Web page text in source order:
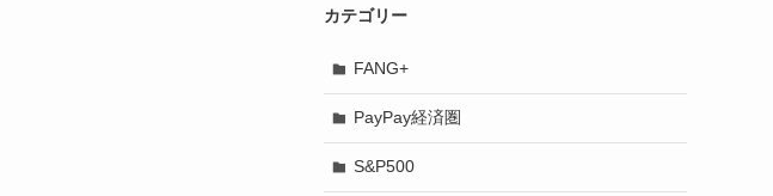
カテゴリー
FANG+
PayPay経済圏
S&P500